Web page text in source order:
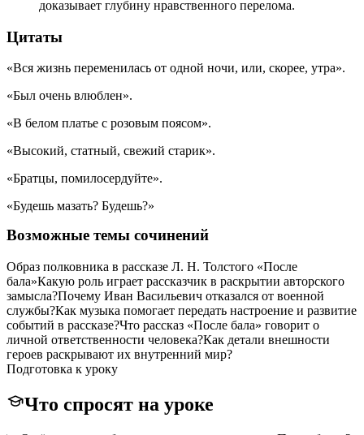
доказывает глубину нравственного перелома.
Цитаты
«Вся жизнь переменилась от одной ночи, или, скорее, утра».
«Был очень влюблен».
«В белом платье с розовым поясом».
«Высокий, статный, свежий старик».
«Братцы, помилосердуйте».
«Будешь мазать? Будешь?»
Возможные темы сочинений
Образ полковника в рассказе Л. Н. Толстого «После
бала»Какую роль играет рассказчик в раскрытии авторского
замысла?Почему Иван Васильевич отказался от военной
службы?Как музыка помогает передать настроение и развитие
событий в рассказе?Что рассказ «После бала» говорит о
личной ответственности человека?Как детали внешности
героев раскрывают их внутренний мир?
Подготовка к уроку
Что спросят на уроке